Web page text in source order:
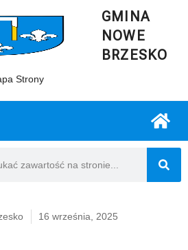
GMINA
NOWE
BRZESKO
Strony
16 września, 2025